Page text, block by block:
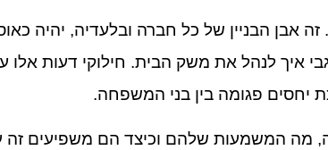
אבן הבניין של כל חברה ובלעדיה, יהיה
איך לנהל את משק הבית. חילוקי דעות אלו
יחסים פגומה בין בני המשפחה.
מה המשמעות שלהם וכיצד הם משפיעים זה